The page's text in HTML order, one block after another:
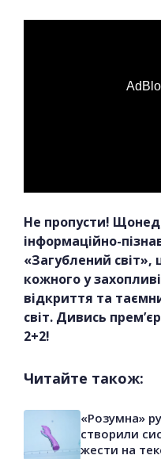
Не пропусти!
інформаційно-
«Загублений
кожного у захопливі
відкриття та
світ. Дивись
2+2!
Читайте також:
«Розумна»
створили
жести на